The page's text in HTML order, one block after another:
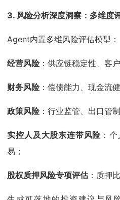
3. 风险分析深度洞察：多维度
Agent内置多维风险评估模型：
经营风险：供应链稳定性、客
财务风险：偿债能力、现金流
政策风险：行业监管、出口管
实控人及大股东连带风险 ：
易；
股权质押风险专项评估：质押